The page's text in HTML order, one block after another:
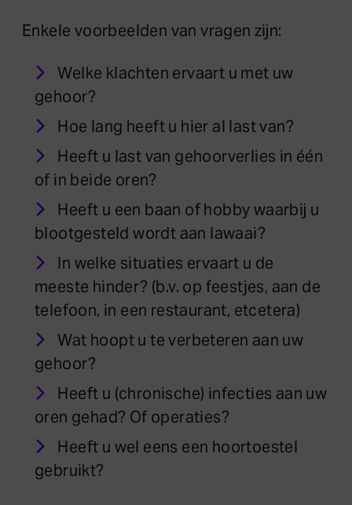
Enkele voorbeelden van vragen zijn:
Welke klachten ervaart u met uw
gehoor?
Hoe lang heeft u hier al last van?
Heeft u last van gehoorverlies in één
of in beide oren?
Heeft u een baan of hobby waarbij u
blootgesteld wordt aan lawaai?
In welke situaties ervaart u de
meeste hinder? (b.v. op feestjes, aan de
telefoon, in een restaurant, etcetera)
Wat hoopt u te verbeteren aan uw
gehoor?
Heeft u (chronische) infecties aan uw
oren gehad? Of operaties?
Heeft u wel eens een hoortoestel
gebruikt?